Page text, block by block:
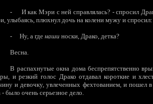
-
И как Мэри с ней справлялась? - спросил
улыбаясь, плюхнул дочь на колени мужу и спросил:
- Ну, а гденаши носки, Драко, детка?
Весна.
В распахнутые окна дома беспрепятственно
и резкий голос Драко отдавал короткие и
и девочку, увлеченных фехтованием, и пошел
было очень серьезное дело.